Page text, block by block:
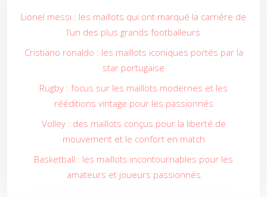
Lionel messi : les maillots qui ont marqué la carrière de
l’un des plus grands footballeurs
Cristiano ronaldo : les maillots iconiques portés par la
star portugaise
Rugby : focus sur les maillots modernes et les
rééditions vintage pour les passionnés
Volley : des maillots conçus pour la liberté de
mouvement et le confort en match
Basketball : les maillots incontournables pour les
amateurs et joueurs passionnés